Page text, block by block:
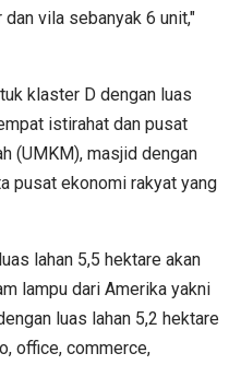
vila sebanyak 6 unit,"
klaster D dengan luas
istirahat dan pusat
(UMKM), masjid dengan
pusat ekonomi rakyat yang
lahan 5,5 hektare akan
lampu dari Amerika yakni
luas lahan 5,2 hektare
office, commerce,